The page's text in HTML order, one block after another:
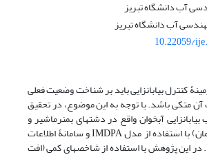
آب دانشگاه تبریز
آب دانشگاه تبریز
10.22059/
کنترل بیابان‏زایی باید بر شناخت وضعیت فعلی
متکی باشد. با توجه به این موضوع، در تحقیق
آبخوان واقع در دشت‏های بم‏نرماشیر و
رحمت‏آباد (استان کرمان) با استفاده از مدل IMDPA و سامانۀ اطلاعات
در این پژوهش با استفاده از شاخص‏های کمی (افت